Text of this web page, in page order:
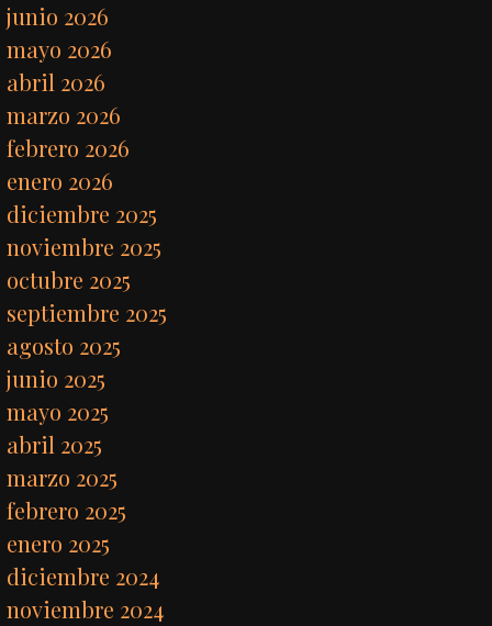
junio 2026
mayo 2026
abril 2026
marzo 2026
febrero 2026
enero 2026
diciembre 2025
noviembre 2025
octubre 2025
septiembre 2025
agosto 2025
junio 2025
mayo 2025
abril 2025
marzo 2025
febrero 2025
enero 2025
diciembre 2024
noviembre 2024